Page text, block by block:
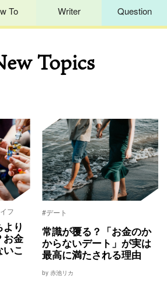
To Writer Question
Topics
フ
り
お金
こ
#デート
常識が覆る？「お金のか
からないデート」が実は
最高に満たされる理由
by 赤池リカ